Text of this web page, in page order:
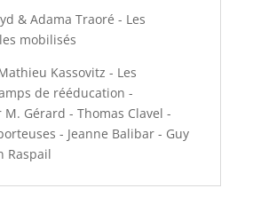
& Adama Traoré - Les
mobilisés
Kassovitz - Les
de rééducation -
Gérard - Thomas Clavel -
- Jeanne Balibar - Guy
Raspail